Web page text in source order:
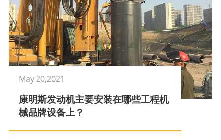
May 20,2021
康明斯发动机主要安装在哪些工程机
械品牌设备上？